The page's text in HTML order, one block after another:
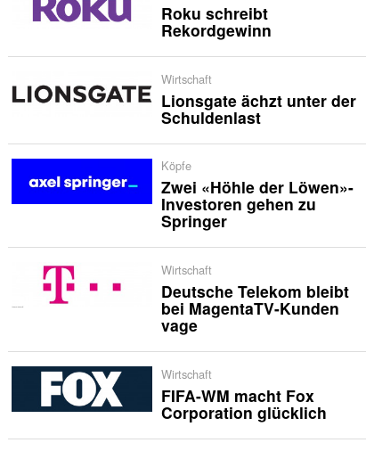
Roku schreibt
Rekordgewinn
Wirtschaft
Lionsgate ächzt unter der
Schuldenlast
Köpfe
Zwei «Höhle der Löwen»-
Investoren gehen zu
Springer
Wirtschaft
Deutsche Telekom bleibt
bei MagentaTV-Kunden
vage
Wirtschaft
FIFA-WM macht Fox
Corporation glücklich